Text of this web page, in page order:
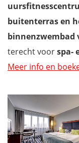
buitenterras en
binnenzwembad
terecht voorspa-
Meer info en